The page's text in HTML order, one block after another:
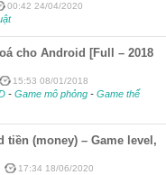
00:42 24/04/2020
cho Android [Full – 2018
15:53 08/01/2018
- Game mô phỏng - Game thể
tiền (money) – Game level,
17:34 18/06/2020